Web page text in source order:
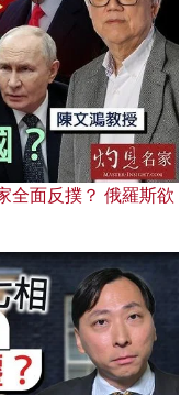
全面反撲？ 俄羅斯欲